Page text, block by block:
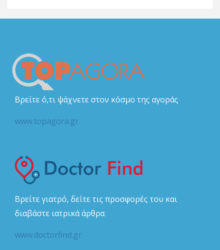
Βρείτε ό,τι ψάχνετε στον κόσμο της αγοράς
www.topagora.gr
Βρείτε γιατρό, δείτε τις προσφορές του και
διαβάστε ιατρικά άρθρα
www.doctorfind.gr